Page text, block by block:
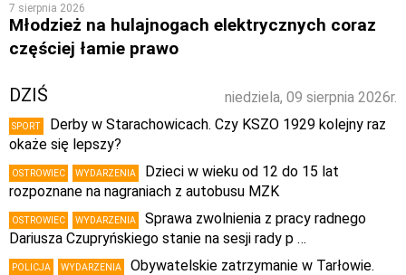
7 sierpnia 2026
Młodzież na hulajnogach elektrycznych coraz
częściej łamie prawo
niedziela, 09 sierpnia 2026r.
DZIŚ
SPORT
Derby w Starachowicach. Czy KSZO 1929 kolejny raz
okaże się lepszy?
OSTROWIEC WYDARZENIA
Dzieci w wieku od 12 do 15 lat
rozpoznane na nagraniach z autobusu MZK
OSTROWIEC WYDARZENIA
Sprawa zwolnienia z pracy radnego
Dariusza Czupryńskiego stanie na sesji rady p …
POLICJA WYDARZENIA
Obywatelskie zatrzymanie w Tarłowie.